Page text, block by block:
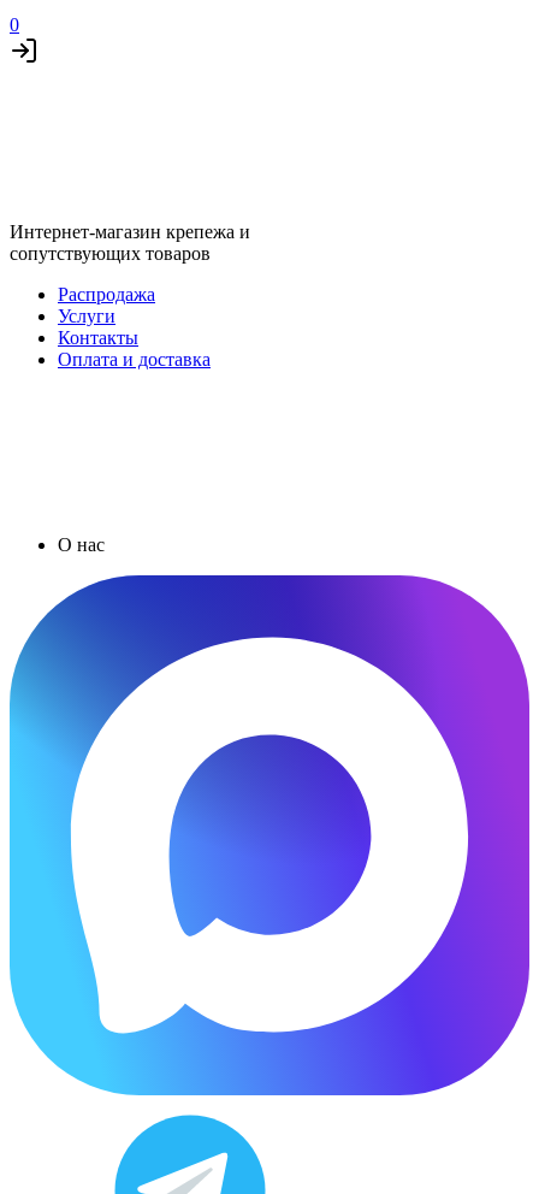
0
Интернет-магазин крепежа и
сопутствующих товаров
Распродажа
Услуги
Контакты
Оплата и доставка
О нас